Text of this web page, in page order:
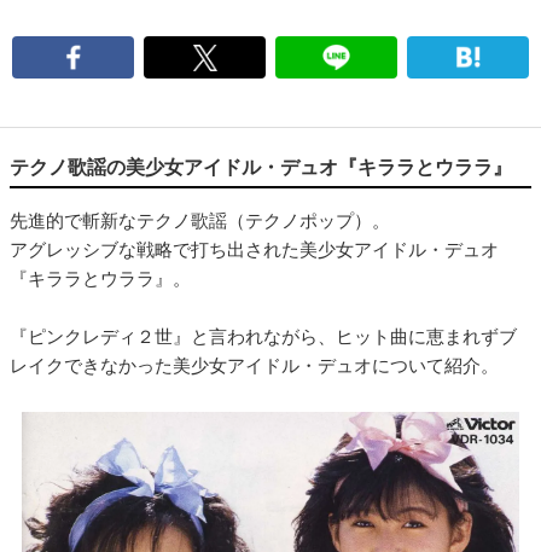
テクノ歌謡の美少女アイドル・デュオ『キララとウララ』
先進的で斬新なテクノ歌謡（テクノポップ）。
アグレッシブな戦略で打ち出された美少女アイドル・デュオ
『キララとウララ』。
『ピンクレディ２世』と言われながら、ヒット曲に恵まれずブ
レイクできなかった美少女アイドル・デュオについて紹介。